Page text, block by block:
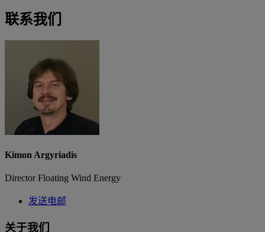
联系我们
Kimon Argyriadis
Director Floating Wind Energy
发送电邮
关于我们